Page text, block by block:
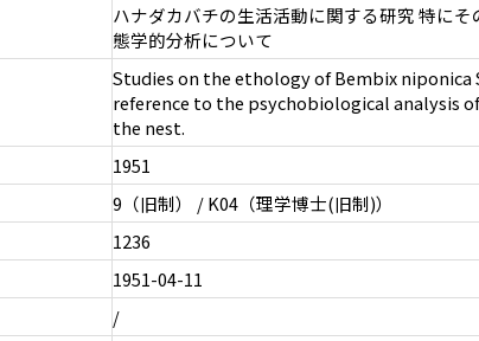
ハナダカバチの生活活動に関する研究 特に
態学的分析について
Studies on the ethology of Bembix
reference to the psychobiological analysis
the nest.
1951
9（旧制） / K04（理学博士(旧制)）
1236
1951-04-11
/